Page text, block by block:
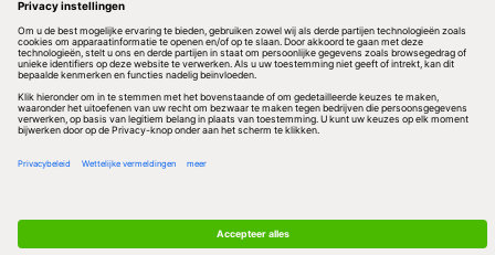
Volg ons
Redactionele partner
Algemene Voorwaarden & Copyrights